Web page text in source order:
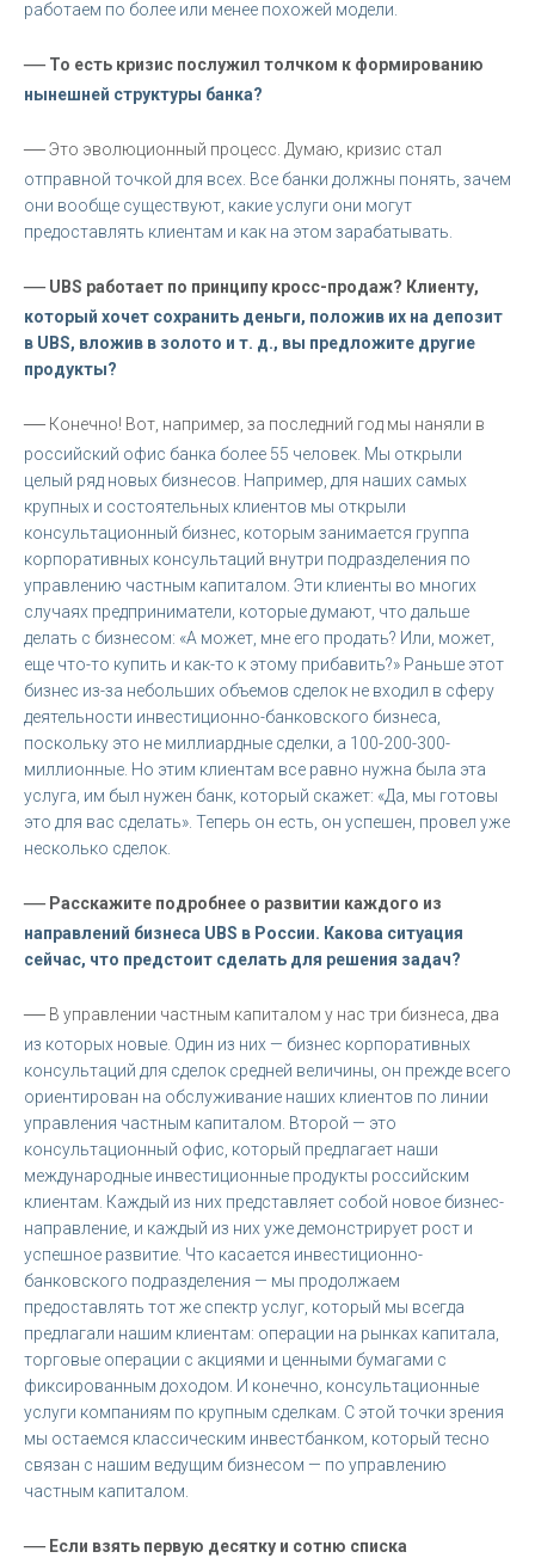
работаем по более или менее похожей модели.
— То есть кризис послужил толчком к формированию
нынешней структуры банка?
—Это эволюционный процесс. Думаю, кризис стал
отправной точкой для всех. Все банки должны понять, зачем
они вообще существуют, какие услуги они могут
предоставлять клиентам и как на этом зарабатывать.
— UBS работает по принципу кросс-продаж? Клиенту,
который хочет сохранить деньги, положив их на депозит
в UBS, вложив в золото и т. д., вы предложите другие
продукты?
— Конечно! Вот, например, за последний год мы наняли в
российский офис банка более 55 человек. Мы открыли
целый ряд новых бизнесов. Например, для наших самых
крупных и состоятельных клиентов мы открыли
консультационный бизнес, которым занимается группа
корпоративных консультаций внутри подразделения по
управлению частным капиталом. Эти клиенты во многих
случаях предприниматели, которые думают, что дальше
делать с бизнесом: «А может, мне его продать? Или, может,
еще что-то купить и как-то к этому прибавить?» Раньше этот
бизнес из-за небольших объемов сделок не входил в сферу
деятельности инвестиционно-банковского бизнеса,
поскольку это не миллиардные сделки, а 100-200-300-
миллионные. Но этим клиентам все равно нужна была эта
услуга, им был нужен банк, который скажет: «Да, мы готовы
это для вас сделать». Теперь он есть, он успешен, провел уже
несколько сделок.
— Расскажите подробнее о развитии каждого из
направлений бизнеса UBS в России. Какова ситуация
сейчас, что предстоит сделать для решения задач?
— В управлении частным капиталом у нас три бизнеса, два
из которых новые. Один из них — бизнес корпоративных
консультаций для сделок средней величины, он прежде всего
ориентирован на обслуживание наших клиентов по линии
управления частным капиталом. Второй — это
консультационный офис, который предлагает наши
международные инвестиционные продукты российским
клиентам. Каждый из них представляет собой новое бизнес-
направление, и каждый из них уже демонстрирует рост и
успешное развитие. Что касается инвестиционно-
банковского подразделения — мы продолжаем
предоставлять тот же спектр услуг, который мы всегда
предлагали нашим клиентам: операции на рынках капитала,
торговые операции с акциями и ценными бумагами с
фиксированным доходом. И конечно, консультационные
услуги компаниям по крупным сделкам. С этой точки зрения
мы остаемся классическим инвестбанком, который тесно
связан с нашим ведущим бизнесом — по управлению
частным капиталом.
— Если взять первую десятку и сотню списка